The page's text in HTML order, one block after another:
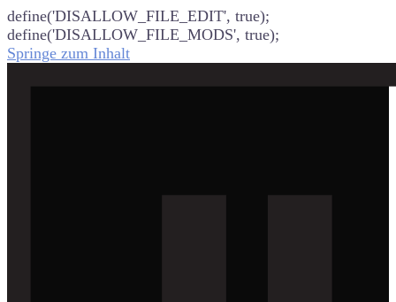
define('DISALLOW_FILE_EDIT', true);
define('DISALLOW_FILE_MODS', true);
Springe zum Inhalt